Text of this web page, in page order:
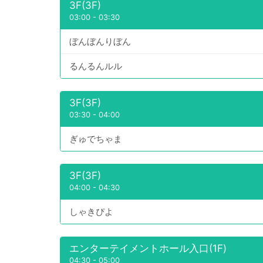
3F(3F)
03:00 - 03:30
ぼんぼんりぼん
るんるんルル
3F(3F)
03:30 - 04:00
ぎゅでちゃま
3F(3F)
04:00 - 04:30
しゃきぴよ
エンターテイメントホール入口(1F)
04:30 - 05:00